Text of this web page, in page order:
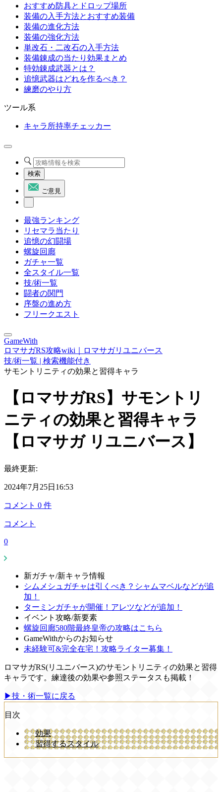
おすすめ防具とドロップ場所
装備の入手方法とおすすめ装備
装備の進化方法
装備の強化方法
単改石・二改石の入手方法
装備錬成の当たり効果まとめ
特効錬成武器とは？
追憶武器はどれを作るべき？
練磨のやり方
ツール系
キャラ所持率チェッカー
検索
ご意見
最強ランキング
リセマラ当たり
追憶の幻闘場
螺旋回廊
ガチャ一覧
全スタイル一覧
技/術一覧
闘者の関門
序盤の進め方
フリークエスト
GameWith
ロマサガRS攻略wiki｜ロマサガリユニバース
技/術一覧 | 検索機能付き
サモントリニティの効果と習得キャラ
【ロマサガRS】サモントリ
ニティの効果と習得キャラ
【ロマサガ リユニバース】
最終更新:
2024年7月25日16:53
コメント 0 件
コメント
0
新ガチャ/新キャラ情報
シムメシュガチャは引くべき？シャムマベルなどが追
加！
ターミンガチャが開催！アレツなどが追加！
イベント攻略/新要素
螺旋回廊580階最終皇帝の攻略はこちら
GameWithからのお知らせ
未経験可&完全在宅！攻略ライター募集！
ロマサガRS(リユニバース)のサモントリニティの効果と習得
キャラです。練達後の効果や参照ステータスも掲載！
▶技・術一覧に戻る
目次
効果
習得するスタイル